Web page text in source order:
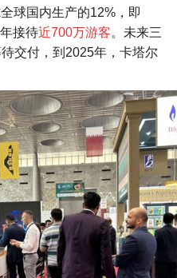
国内生产的12%，即
接待近700万游客。未来三
交付，到2025年，卡塔尔